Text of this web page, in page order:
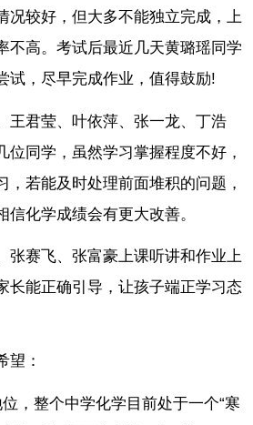
况较好，但大多不能独立完成，上
不高。考试后最近几天黄璐瑶同学
试，尽早完成作业，值得鼓励!
王君莹、叶依萍、张一龙、丁浩
位同学，虽然学习掌握程度不好，
，若能及时处理前面堆积的问题，
化学成绩会有更大改善。
张赛飞、张富豪上课听讲和作业上
长能正确引导，让孩子端正学习态
望：
，整个中学化学目前处于一个“寒